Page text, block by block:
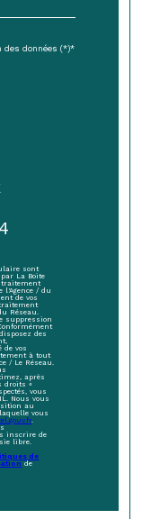
des données (*)*
sont
La Boite
l'Agence / du
de vos
Réseau.
suppression
des
de vos
à tout
/ Le Réseau.
après
droits «
vous
Nous vous
au
vous
.
inscrire de
libre.
de
de